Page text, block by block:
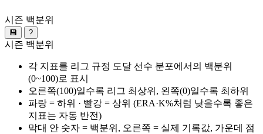
시즌 백분위
💾 ?
시즌 백분위
각 지표를 리그 규정 도달 선수 분포에서의 백분위
(0~100)로 표시
오른쪽(100)일수록 리그 최상위, 왼쪽(0)일수록 최하위
파랑 = 하위 · 빨강 = 상위 (ERA·K%처럼 낮을수록 좋은
지표는 자동 반전)
막대 안 숫자 = 백분위, 오른쪽 = 실제 기록값, 가운데 점